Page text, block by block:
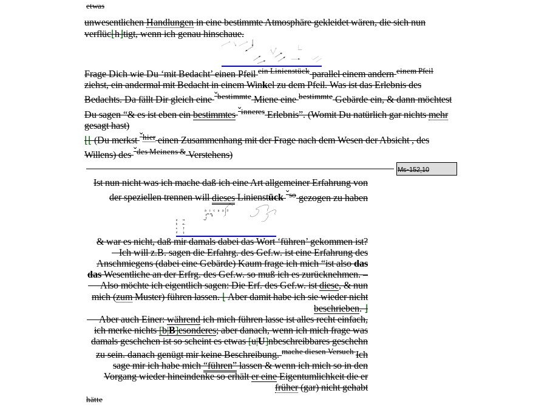
etwas
unwesentlichenHandlungenin eine bestimmte Atmosphäre gekleidet wären, die sich nun
verflüc⌊h⌋tigt, wenn ich genau hinschaue.
Frage Dich wie Du ‘mit Bedacht’ einen Pfeilein Linienstückparallel einem anderneinem Pfeil
ziehst, ein andermal mit Bedacht in einem Winkelzu dem Pfeil. Was ist das Erlebnis des
Bedachts. Da fällt Dir gleich eineˇbestimmteMiene einebestimmteGebärde ein, & dann möchtest
Du sagen “& es ist eben einbestimmtes ˇinneresErlebnis”. (Womit Du natürlich gar nichtsmehr
gesagt hast)
⌊⌊(Du merkstˇhiereinen Zusammenhang mit der Frage nach dem Wesen der Absicht , des
Willens) des ˇdes Meinens &Verstehens)
Ms-152,10
Ist nun nicht was ich mache daß ich eine Art allgemeiner Erfahrung von
der speziellen trennen willdiesesLinienstück ˇsogezogen zu haben
& war es nicht, daß mir damals dabei das Wort ‘führen’ gekommen ist?
Ich will z.B. sagen die Erfahrg. des Gef.w. ist eine Erfahrung des
Anschmiegens (dabei eine Gebärde) Kaum frage ich mich “ist alsodas
dasWesentliche an der Erfrg. des Gef.w. so muß ich es zurücknehmen. –
Also möchte ich eigentlich sagen: Die Erf. des Gef.w. istdiese, & nun
mich (zumMuster) führen lassen.⌊Aber damit habe ich sie wieder nicht
beschrieben.⌋
Aber auch Einer:währendich mich führen lasse ist alles recht einfach,
ich merke nichts[b|B]esonderes; aber danach, wenn ich mich frage was
damals geschehen ist so scheintesetwas[u|U]nbeschreibbares geschehn
zu sein. danach genügt mir keine Beschreibung.mache diesen VersuchIch
sage mir ich habe mich“führen”lassen & wenn ich mich so in den
Vorgang wieder hineindenke so erhälter eineEigentumlichkeit die er
früher(gar) nicht gehabt
hätte